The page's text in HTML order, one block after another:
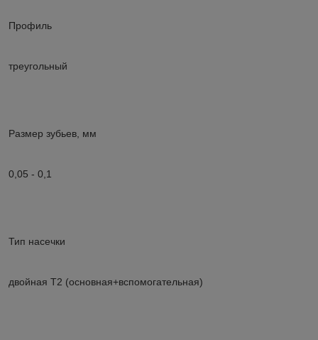
Профиль
треугольный
Размер зубьев, мм
0,05 - 0,1
Тип насечки
двойная Т2 (основная+вспомогательная)